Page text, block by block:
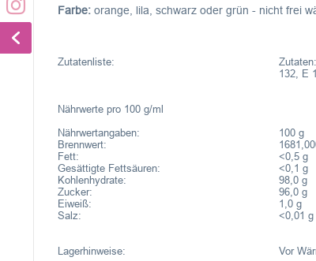
Farbe: orange, lila, schwarz oder grün - nicht frei
Zutatenliste:
132, E
Nährwerte pro 100 g/ml
Nährwertangaben:
100 g
Brennwert:
Fett:
<0,5 g
Gesättigte Fettsäuren:
<0,1 g
Kohlenhydrate:
98,0 g
Zucker:
96,0 g
Eiweiß:
1,0 g
Salz:
<0,01 g
Lagerhinweise: Vor